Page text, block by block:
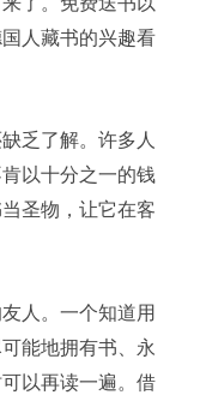
人藏书的兴趣看
乏了解。许多人
以十分之一的钱
圣物，让它在客
人。一个知道用
能地拥有书、永
以再读一遍。借